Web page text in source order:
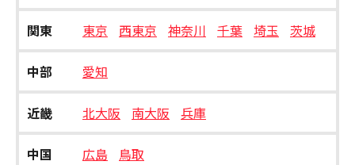
関東 東京 西東京 神奈川 千葉 埼玉 茨城
中部 愛知
近畿 北大阪 南大阪 兵庫
中国 広島 鳥取